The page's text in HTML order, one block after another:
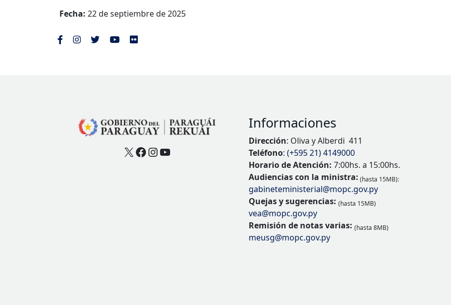
Fecha: 22 de septiembre de 2025
X Facebook
Instagram
YouTube
Informaciones
Dirección: Oliva y Alberdi 411
Teléfono: (+595 21) 4149000
Horario de Atención: 7:00hs. a 15:00hs.
Audiencias con la ministra: (hasta 15MB):
gabineteministerial@mopc.gov.py
Quejas y sugerencias: (hasta 15MB)
vea@mopc.gov.py
Remisión de notas varias: (hasta 8MB)
meusg@mopc.gov.py